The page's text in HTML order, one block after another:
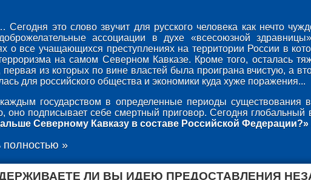
Сегодня это слово звучит для русского человека как нечто
ассоциации в духе «всесоюзной
о все учащающихся преступлениях на территории России в
на самом Северном Кавказе. Кроме того, осталась
первая из которых по вине властей была проиграна вчистую, а
для российского общества и экономики куда хуже поражения...
государством в определенные периоды существования
оно подписывает себе смертный приговор. Сегодня глобальный
Северному Кавказу в составе Российской Федерации?»
полностью »
ЛИ ВЫ ИДЕЮ ПРЕДОСТАВЛЕНИЯ